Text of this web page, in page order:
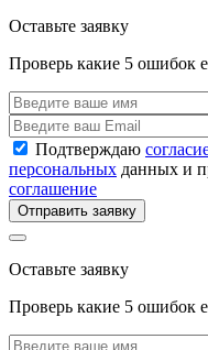
Оставьте заявку
Проверь какие 5 ошибок
Подтверждаю
персональных данных и
соглашение
Отправить заявку
Оставьте заявку
Проверь какие 5 ошибок